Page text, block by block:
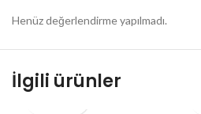
Henüz değerlendirme yapılmadı.
İlgili ürünler